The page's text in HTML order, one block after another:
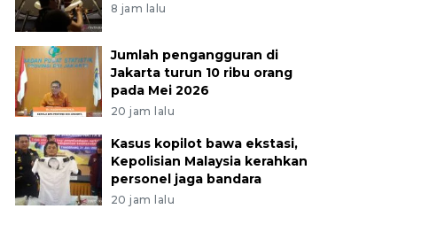
8 jam lalu
Jumlah pengangguran di
Jakarta turun 10 ribu orang
pada Mei 2026
20 jam lalu
Kasus kopilot bawa ekstasi,
Kepolisian Malaysia kerahkan
personel jaga bandara
20 jam lalu